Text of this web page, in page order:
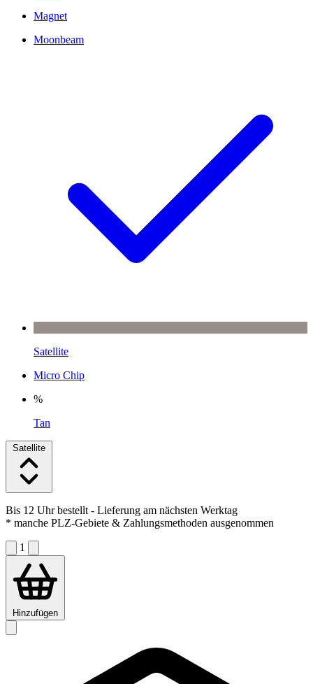
Magnet
Moonbeam
Satellite
Micro Chip
%
Tan
Satellite
Bis 12 Uhr bestellt - Lieferung am nächsten Werktag
* manche PLZ-Gebiete & Zahlungsmethoden ausgenommen
1
Hinzufügen